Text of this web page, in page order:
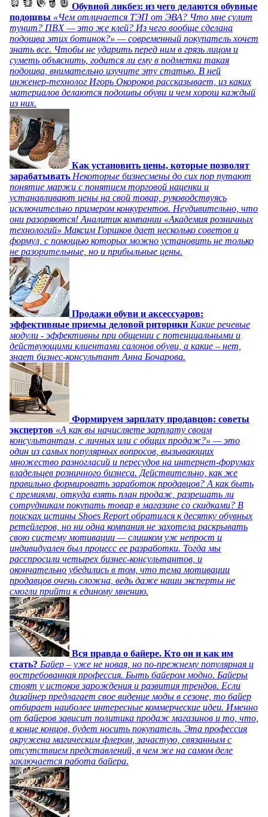
Обувной ликбез: из чего делаются обувные
подошвы «Чем отличается ТЭП от ЭВА? Что мне сулит
тунит? ПВХ — это же клей? Из чего вообще сделана
подошва этих ботинок?» — современный покупатель хочет
знать все. Чтобы не ударить перед ним в грязь лицом и
суметь объяснить, годится ли ему в подметки такая
подошва, внимательно изучите эту статью. В ней
инженер-технолог Игорь Окороков рассказывает, из каких
материалов делаются подошвы обуви и чем хорош каждый
из них.
Как установить цены, которые позволят
зарабатывать Некоторые бизнесмены до сих пор путают
понятие маржи с понятием торговой наценки и
устанавливают цены на свой товар, руководствуясь
исключительно примером конкурентов. Неудивительно, что
они разоряются! Аналитик компании «Академия розничных
технологий» Максим Горшков дает несколько советов и
формул, с помощью которых можно установить не только
не разорительные, но и прибыльные цены.
Продажи обуви и аксессуаров:
эффективные приемы деловой риторики Какие речевые
модули - эффективны при общении с потенциальными и
действующими клиентами салонов обуви, а какие – нет,
знает бизнес-консультант Анна Бочарова.
Формируем зарплату продавцов: советы
экспертов «А как вы начисляете зарплату своим
консультантам, с личных или с общих продаж?» — это
один из самых популярных вопросов, вызывающих
множество разногласий и пересудов на интернет-форумах
владельцев розничного бизнеса. Действительно, как же
правильно формировать заработок продавцов? А как быть
с премиями, откуда взять план продаж, разрешать ли
сотрудникам покупать товар в магазине со скидками? В
поисках истины Shoes Report обратился к десятку обувных
ретейлеров, но ни одна компания не захотела раскрывать
свою систему мотивации — слишком уж непрост и
индивидуален был процесс ее разработки. Тогда мы
расспросили четырех бизнес-консультантов, и
окончательно убедились в том, что тема мотивации
продавцов очень сложна, ведь даже наши эксперты не
смогли прийти к единому мнению.
Вся правда о байере. Кто он и как им
стать? Байер – уже не новая, но по-прежнему популярная и
востребованная профессия. Быть байером модно. Байеры
стоят у истоков зарождения и развития трендов. Если
дизайнер предлагает свое видение моды в сезоне, то байер
отбирает наиболее интересные коммерческие идеи. Именно
от байеров зависит политика продаж магазинов и то, что,
в конце концов, будет носить покупатель. Эта профессия
окружена магическим флером, зачастую, связанным с
отсутствием представлений, в чем же на самом деле
заключается работа байера.